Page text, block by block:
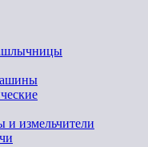
и измельчители